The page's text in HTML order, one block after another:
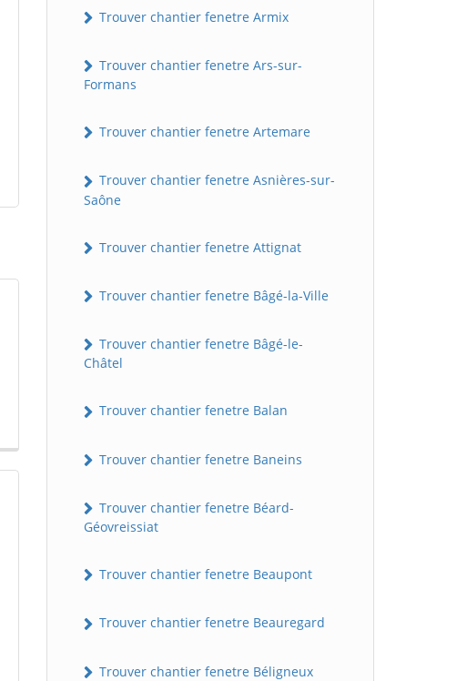
Trouver chantier fenetre Armix
Trouver chantier fenetre Ars-sur-
Formans
Trouver chantier fenetre Artemare
Trouver chantier fenetre Asnières-sur-
Saône
Trouver chantier fenetre Attignat
Trouver chantier fenetre Bâgé-la-Ville
Trouver chantier fenetre Bâgé-le-
Châtel
Trouver chantier fenetre Balan
Trouver chantier fenetre Baneins
Trouver chantier fenetre Béard-
Géovreissiat
Trouver chantier fenetre Beaupont
Trouver chantier fenetre Beauregard
Trouver chantier fenetre Béligneux